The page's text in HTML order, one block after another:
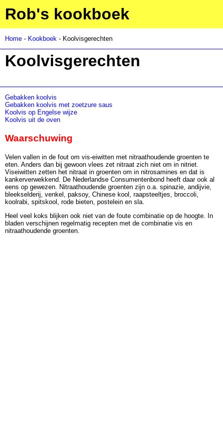
Rob's kookboek
Home - Kookboek - Koolvisgerechten
Koolvisgerechten
Gebakken koolvis
Gebakken koolvis met zoetzure saus
Koolvis op Engelse wijze
Koolvis uit de oven
Waarschuwing
Velen vallen in de fout om vis-eiwitten met nitraathoudende groenten te
eten. Anders dan bij gewoon vlees zet nitraat zich niet om in nitriet.
Viseiwitten zetten het nitraat in groenten om in nitrosamines en dat is
kankerverwekkend. De Nederlandse Consumentenbond heeft daar ook al
eens op gewezen. Nitraathoudende groenten zijn o.a. spinazie, andijvie,
bleekselderij, venkel, paksoy, Chinese kool, raapsteeltjes, broccoli,
koolrabi, spitskool, rode bieten, postelein en sla.
Heel veel koks blijken ook niet van de foute combinatie op de hoogte. In
bladen verschijnen regelmatig recepten met de combinatie vis en
nitraathoudende groenten.